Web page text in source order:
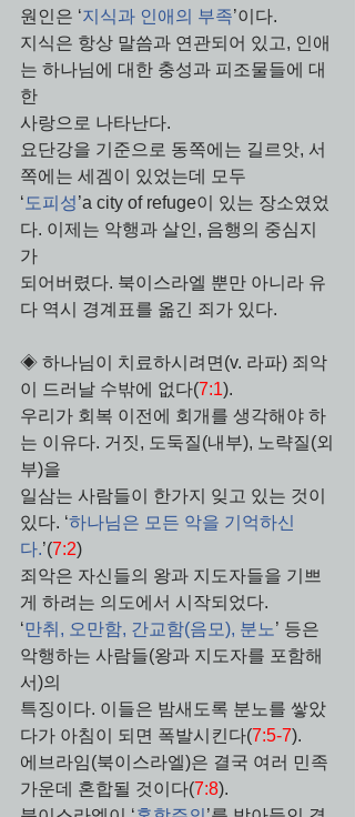
원인은 ‘지식과 인애의 부족’이다.
지식은 항상 말씀과 연관되어 있고, 인애
는 하나님에 대한 충성과 피조물들에 대
한
사랑으로 나타난다.
요단강을 기준으로 동쪽에는 길르앗, 서
쪽에는 세겜이 있었는데 모두
‘ 도피성’a city of refuge이 있는 장소였었
다. 이제는 악행과 살인, 음행의 중심지
가
되어버렸다. 북이스라엘 뿐만 아니라 유
다 역시 경계표를 옮긴 죄가 있다.
◈ 하나님이 치료하시려면(v. 라파) 죄악
이 드러날 수밖에 없다(7:1).
우리가 회복 이전에 회개를 생각해야 하
는 이유다. 거짓, 도둑질(내부), 노략질(외
부)을
일삼는 사람들이 한가지 잊고 있는 것이
있다. ‘하나님은 모든 악을 기억하신
다.’(7:2)
죄악은 자신들의 왕과 지도자들을 기쁘
게 하려는 의도에서 시작되었다.
‘만취, 오만함, 간교함(음모), 분노’ 등은
악행하는 사람들(왕과 지도자를 포함해
서)의
특징이다. 이들은 밤새도록 분노를 쌓았
다가 아침이 되면 폭발시킨다(7:5-7).
에브라임(북이스라엘)은 결국 여러 민족
가운데 혼합될 것이다(7:8).